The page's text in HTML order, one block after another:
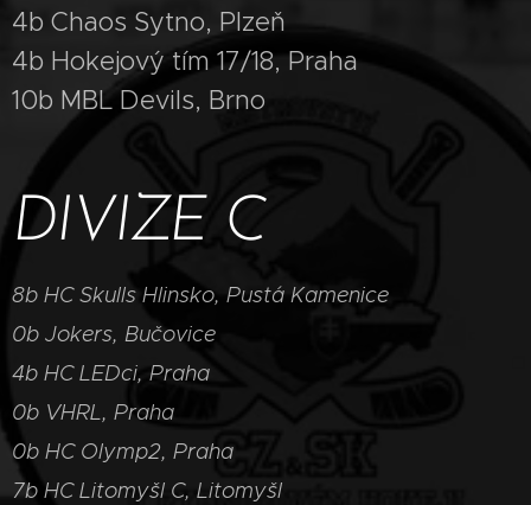
4b Chaos Sytno, Plzeň
4b Hokejový tím 17/18, Praha
10b MBL Devils, Brno
DIVIZE C
8b HC Skulls Hlinsko, Pustá Kamenice
0b Jokers, Bučovice
4b HC LEDci, Praha
0b VHRL, Praha
0b HC Olymp2, Praha
7b HC Litomyšl C, Litomyšl